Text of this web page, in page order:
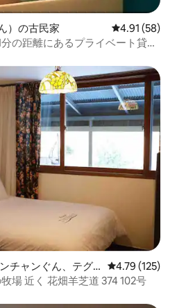
）の古民家 レビュー58
4.91 (58)
の距離にあるプライベート貸切
チャンぐん、テグ
レビュー125
4.79 (125)
場 近く 花畑羊芝道 374 102号